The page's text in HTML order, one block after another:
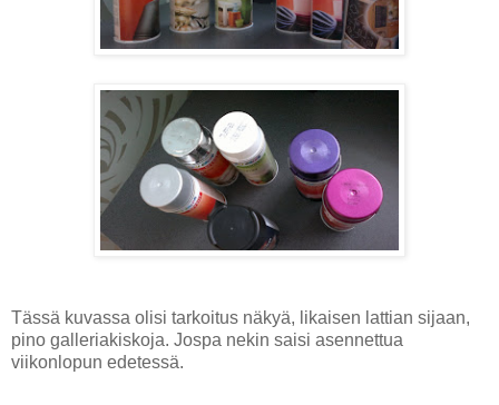
Tässä kuvassa olisi tarkoitus näkyä, likaisen lattian sijaan,
pino galleriakiskoja. Jospa nekin saisi asennettua
viikonlopun edetessä.